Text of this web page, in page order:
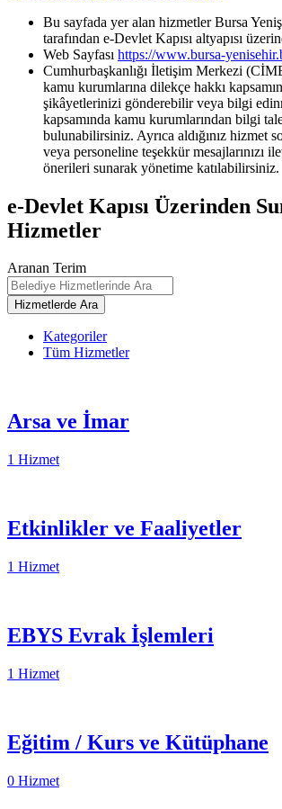
Bu sayfada yer alan hizmetler Bursa
tarafından e-Devlet Kapısı altyapısı
Web Sayfası https://www.bursa-
Cumhurbaşkanlığı İletişim Merkezi
kamu kurumlarına dilekçe hakkı
şikâyetlerinizi gönderebilir veya bilgi
kapsamında kamu kurumlarından bilgi
bulunabilirsiniz. Ayrıca aldığınız hizmet
veya personeline teşekkür mesajlarınızı
önerileri sunarak yönetime katılabilirsiniz.
e-Devlet Kapısı Üzerinden
Hizmetler
Aranan Terim
Kategoriler
Tüm Hizmetler
Arsa ve İmar
1 Hizmet
Etkinlikler ve Faaliyetler
1 Hizmet
EBYS Evrak İşlemleri
1 Hizmet
Eğitim / Kurs ve Kütüphane
0 Hizmet